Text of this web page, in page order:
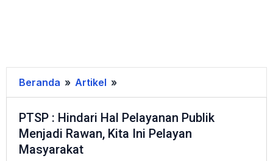
Beranda » Artikel »
:
Hindari
Hal
PTSP : Hindari Hal Pelayanan Publik
Menjadi Rawan, Kita Ini Pelayan
Masyarakat